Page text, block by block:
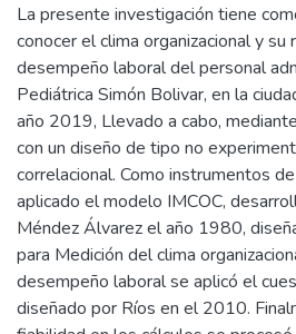
La presente investigación tiene
conocer el clima organizacional y su
desempeño laboral del personal
Pediátrica Simón Bolivar, en la
año 2019, Llevado a cabo,
con un diseño de tipo no
correlacional. Como instrumentos
aplicado el modelo IMCOC,
Méndez Álvarez el año 1980,
para Medición del clima
desempeño laboral se aplicó el
diseñado por Ríos en el 2010.